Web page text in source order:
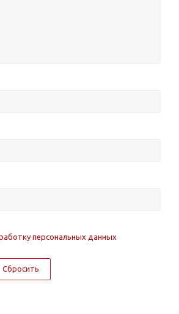
персональных данных
Сбросить